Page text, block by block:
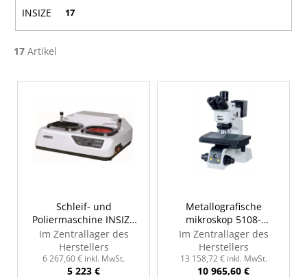
n
g
INSIZE 17
17 Artikel
L
Schleif- und
Poliermaschine INSIZE
MLP-GP270
Im Zentrallager des
Herstellers
6 267,60 € inkl. MwSt.
5 223 €
Metallografische
mikroskop 5108-
M3000H
(hochauflösender Typ)
Im Zentrallager des
Herstellers
13 158,72 € inkl. MwSt.
10 965,60 €